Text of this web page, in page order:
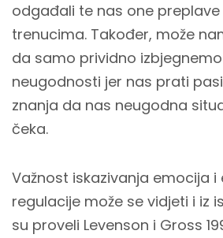
odgađali te nas one
trenucima. Također, može
da samo prividno
neugodnosti jer nas prati
znanja da nas neugodna
čeka.
Važnost iskazivanja emocija
regulacije može se vidjeti i iz
su proveli Levenson i Gross